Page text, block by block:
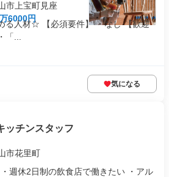
市上宝町見座
6000円
る人材☆ 【必須要件】 ・なし 【歓迎
...
気になる
ッチンスタッフ
市花里町
週休2日制の飲食店で働きたい ・アル